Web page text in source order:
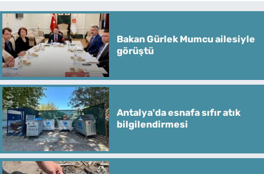
Bakan Gürlek Mumcu ailesiyle
görüştü
Antalya'da esnafa sıfır atık
bilgilendirmesi